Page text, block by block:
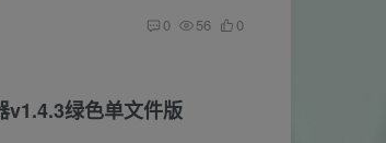
0 56 0
v1.4.3绿色单文件版